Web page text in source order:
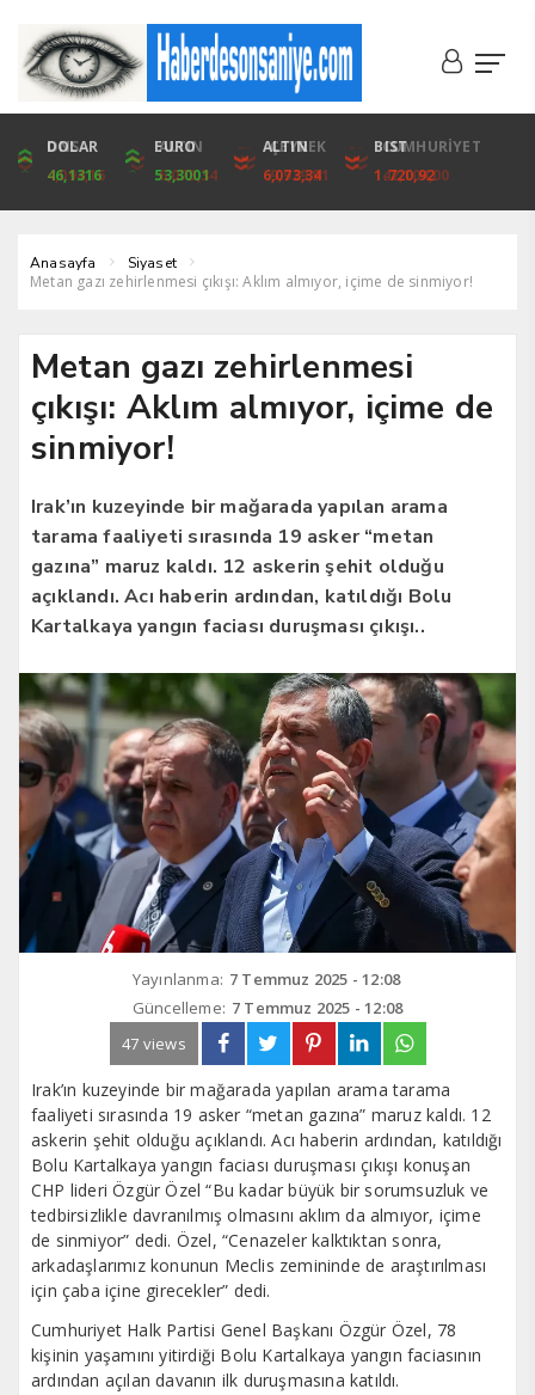
DOLAR
46,1316
EURO
53,3001
ALTIN
6,073,34
BIST
1.720,92
ONS
4,094,16
ALTIN
6,073,34
ÇEYREK
9,929,91
CUMHURİYET
42,104,00
Anasayfa Siyaset
Metan gazı zehirlenmesi çıkışı: Aklım almıyor, içime de sinmiyor!
Metan gazı zehirlenmesi
çıkışı: Aklım almıyor, içime de
sinmiyor!
Irak’ın kuzeyinde bir mağarada yapılan arama
tarama faaliyeti sırasında 19 asker “metan
gazına” maruz kaldı. 12 askerin şehit olduğu
açıklandı. Acı haberin ardından, katıldığı Bolu
Kartalkaya yangın faciası duruşması çıkışı..
Yayınlanma: 7 Temmuz 2025 - 12:08
Güncelleme: 7 Temmuz 2025 - 12:08
47 views
Irak’ın kuzeyinde bir mağarada yapılan arama tarama
faaliyeti sırasında 19 asker “metan gazına” maruz kaldı. 12
askerin şehit olduğu açıklandı. Acı haberin ardından, katıldığı
Bolu Kartalkaya yangın faciası duruşması çıkışı konuşan
CHP lideri Özgür Özel “Bu kadar büyük bir sorumsuzluk ve
tedbirsizlikle davranılmış olmasını aklım da almıyor, içime
de sinmiyor” dedi. Özel, “Cenazeler kalktıktan sonra,
arkadaşlarımız konunun Meclis zemininde de araştırılması
için çaba içine girecekler” dedi.
Cumhuriyet Halk Partisi Genel Başkanı Özgür Özel, 78
kişinin yaşamını yitirdiği Bolu Kartalkaya yangın faciasının
ardından açılan davanın ilk duruşmasına katıldı.